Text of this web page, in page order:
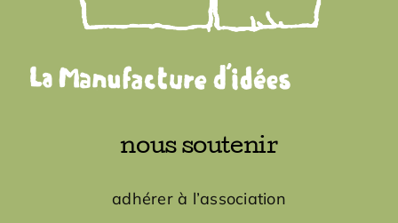
nous soutenir
adhérer à l’association